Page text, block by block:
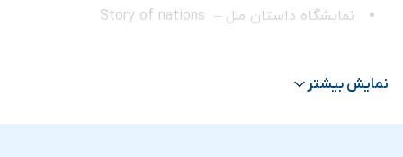
نمایشگاه داستان ملل – Story of nations
غرفه بانوان – Women Pavilion
نمایش بیشتر